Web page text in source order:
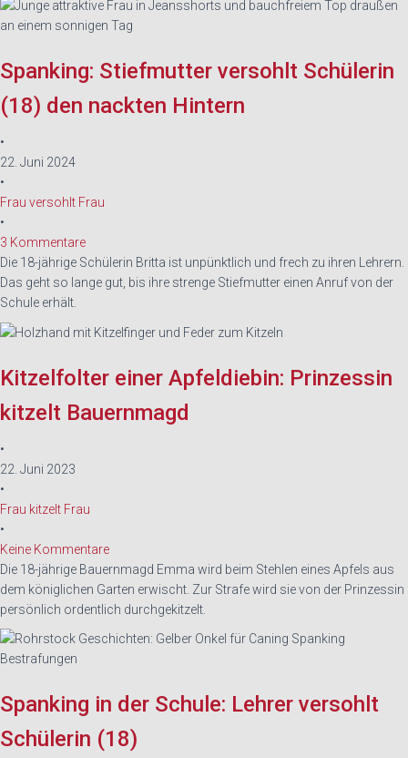
Spanking: Stiefmutter versohlt Schülerin
(18) den nackten Hintern
•
22. Juni 2024
•
Frau versohlt Frau
•
3 Kommentare
Die 18-jährige Schülerin Britta ist unpünktlich und frech zu ihren Lehrern.
Das geht so lange gut, bis ihre strenge Stiefmutter einen Anruf von der
Schule erhält.
Kitzelfolter einer Apfeldiebin: Prinzessin
kitzelt Bauernmagd
•
22. Juni 2023
•
Frau kitzelt Frau
•
Keine Kommentare
Die 18-jährige Bauernmagd Emma wird beim Stehlen eines Apfels aus
dem königlichen Garten erwischt. Zur Strafe wird sie von der Prinzessin
persönlich ordentlich durchgekitzelt.
Spanking in der Schule: Lehrer versohlt
Schülerin (18)